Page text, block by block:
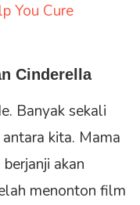
You Cure
Cinderella
Banyak sekali
kita. Mama
akan
menonton film